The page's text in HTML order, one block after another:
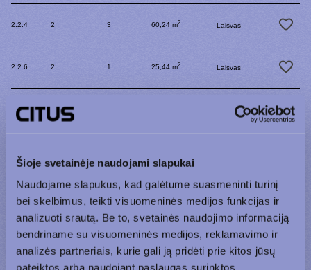
Šioje svetainėje naudojami slapukai
Naudojame slapukus, kad galėtume suasmeninti turinį
bei skelbimus, teikti visuomeninės medijos funkcijas ir
analizuoti srautą. Be to, svetainės naudojimo informaciją
bendriname su visuomeninės medijos, reklamavimo ir
analizės partneriais, kurie gali ją pridėti prie kitos jūsų
pateiktos arba naudojant paslaugas surinktos
2.2.4 2 3 60,24 m2 Laisvas
2.2.6 2 1 25,44 m2 Laisvas
2.2.7 Laisvas
2.2.10 2 2 43,73 m2 Laisvas